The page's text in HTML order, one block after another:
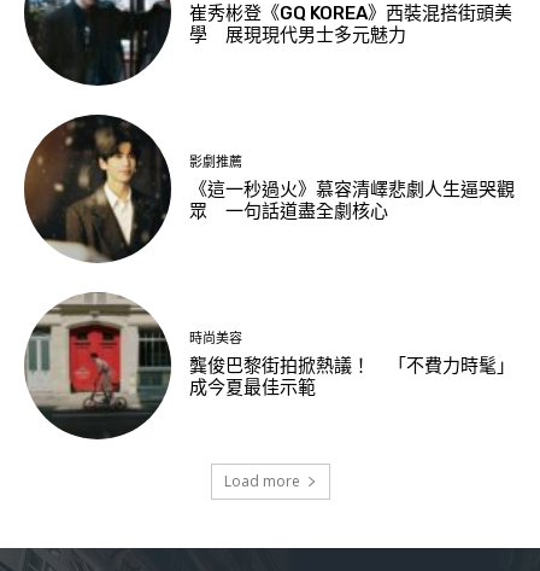
崔秀彬登《GQ KOREA》西裝混搭街頭美
學 展現現代男士多元魅力
影劇推薦
《這一秒過火》慕容清嶧悲劇人生逼哭觀
眾 一句話道盡全劇核心
時尚美容
龔俊巴黎街拍掀熱議！ 「不費力時髦」
成今夏最佳示範
Load more